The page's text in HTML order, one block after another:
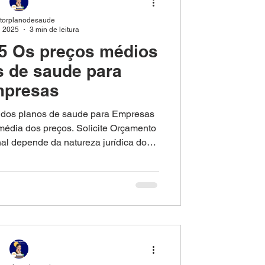
Orçamento
Os preços médios
de saude para
planos de saude para Empresas
dos preços. Solicite Orçamento
depende da natureza jurídica do
Tabelas comparativas de preços
Tabelas comparativas de preços
2025
3 min de leitura